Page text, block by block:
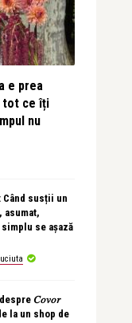
e prea
tot ce îți
nu
Când susții un
asumat,
se așază
𝐶𝑜𝑣𝑜𝑟
la un shop de